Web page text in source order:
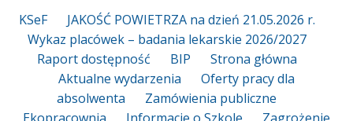
KSeF
JAKOŚĆ POWIETRZA na dzień 21.05.2026 r.
Wykaz placówek – badania lekarskie 2026/2027
Raport dostępność
BIP
Strona główna
Aktualne wydarzenia
Oferty pracy dla
absolwenta
Zamówienia publiczne